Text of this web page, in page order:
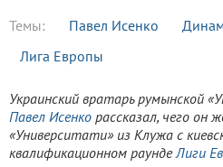
Темы: Павел Исенко
Лига Европы
Украинский вратарь румынской
Павел Исенко рассказал, чего он
«Университати» из Клужа с
квалификационном раундеЛиги